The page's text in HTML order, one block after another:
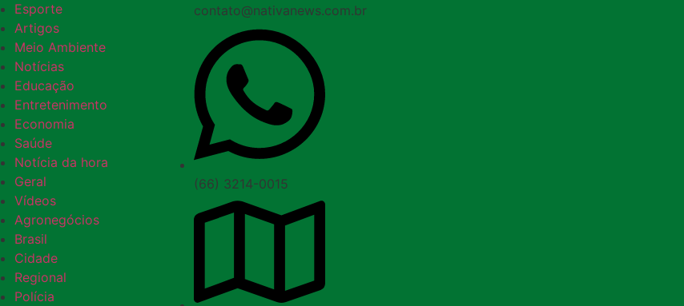
Esporte
Artigos
Meio Ambiente
Notícias
Educação
Entretenimento
Economia
Saúde
Notícia da hora
Geral
Vídeos
Agronegócios
Brasil
Cidade
Regional
Polícia
contato@nativanews.com.br
(66) 3214-0015